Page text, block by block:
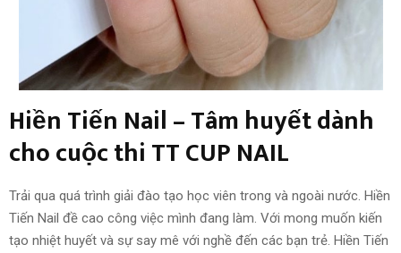
Hiền Tiến Nail – Tâm huyết dành
cho cuộc thi TT CUP NAIL
Trải qua quá trình giải đào tạo học viên trong và ngoài nước. Hiền
Tiến Nail đề cao công việc mình đang làm. Với mong muốn kiến
tạo nhiệt huyết và sự say mê với nghề đến các bạn trẻ. Hiền Tiến